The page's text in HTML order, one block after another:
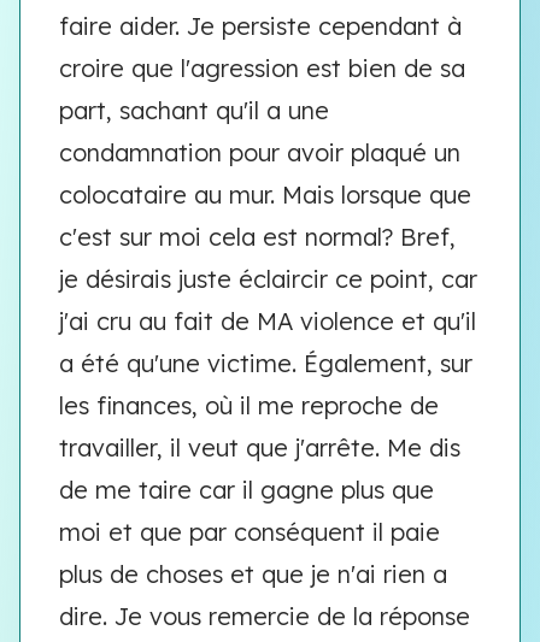
faire aider. Je persiste cependant à
croire que l'agression est bien de sa
part, sachant qu'il a une
condamnation pour avoir plaqué un
colocataire au mur. Mais lorsque que
c'est sur moi cela est normal? Bref,
je désirais juste éclaircir ce point, car
j'ai cru au fait de MA violence et qu'il
a été qu'une victime. Également, sur
les finances, où il me reproche de
travailler, il veut que j'arrête. Me dis
de me taire car il gagne plus que
moi et que par conséquent il paie
plus de choses et que je n'ai rien a
dire. Je vous remercie de la réponse